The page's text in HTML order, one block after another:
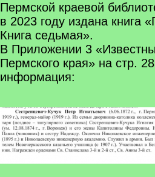
Пермской краевой
в 2023 году издана книга
Книга седьмая».
В Приложении 3
Пермского края» на стр.
информация: